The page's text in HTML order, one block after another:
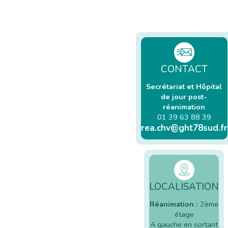
CONTACT
Secrétariat et Hôpital
de jour post-
réanimation
01 39 63 88 39
rea.chv@ght78sud.fr
LOCALISATION
Réanimation : 2ème
étage
A gauche en sortant